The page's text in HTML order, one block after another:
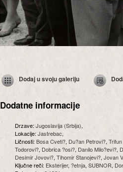
Dodaj u svoju galeriju
Dodatne informacije
Drzave: Jugoslavija (Srbija),
Lokacije:Jastrebac,
Ličnosti:Bosa Cveti?, Du?an Petrovi?,
Todorovi?, Dobrica ?osi?, Danilo Milo?evi?,
Desimir Jovovi?, Tihomir Stanojevi?, Jovan
Ključne reči: Eksterijer, ?etnja, SUBNOR,